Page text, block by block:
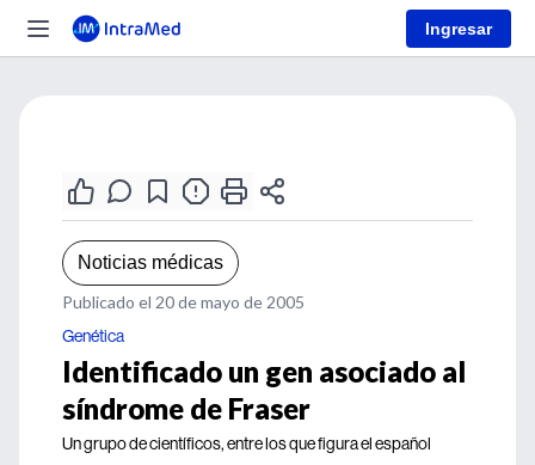
Ingresar
Noticias médicas
Publicado el 20 de mayo de 2005
Genética
Identificado un gen asociado al
síndrome de Fraser
Un grupo de científicos, entre los que figura el español